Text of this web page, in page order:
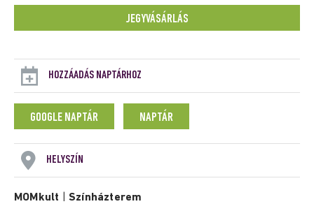
JEGYVÁSÁRLÁS
HOZZÁADÁS NAPTÁRHOZ
GOOGLE NAPTÁR NAPTÁR
HELYSZÍN
MOMkult |Színházterem